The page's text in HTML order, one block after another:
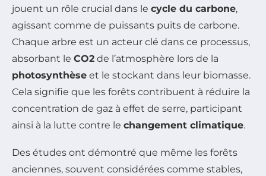
jouent un rôle crucial dans le cycle du carbone,
agissant comme de puissants puits de carbone.
Chaque arbre est un acteur clé dans ce processus,
absorbant le CO2 de l’atmosphère lors de la
photosynthèse et le stockant dans leur biomasse.
Cela signifie que les forêts contribuent à réduire la
concentration de gaz à effet de serre, participant
ainsi à la lutte contre le changement climatique.
Des études ont démontré que même les forêts
anciennes, souvent considérées comme stables,